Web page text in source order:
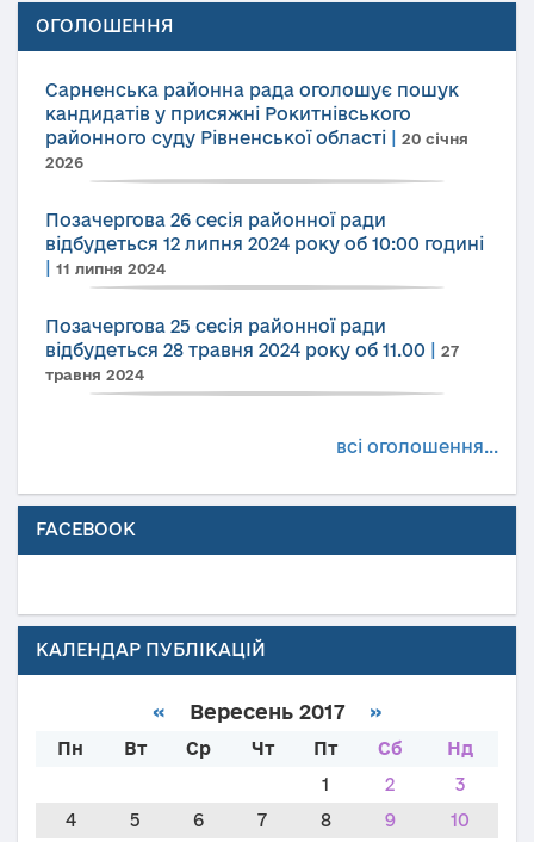
ОГОЛОШЕННЯ
Сарненська районна рада оголошує пошук
кандидатів у присяжні Рокитнівського
районного суду Рівненської області
20 січня
2026
Позачергова 26 сесія районної ради
відбудеться 12 липня 2024 року об 10:00 годині
11 липня 2024
Позачергова 25 сесія районної ради
відбудеться 28 травня 2024 року об 11.00
27
травня 2024
всі оголошення...
FACEBOOK
КАЛЕНДАР ПУБЛІКАЦІЙ
« Вересень 2017 »
Пн Вт Ср Чт Пт Сб
Нд
1
2
3
4
5 6 7 8 9
10